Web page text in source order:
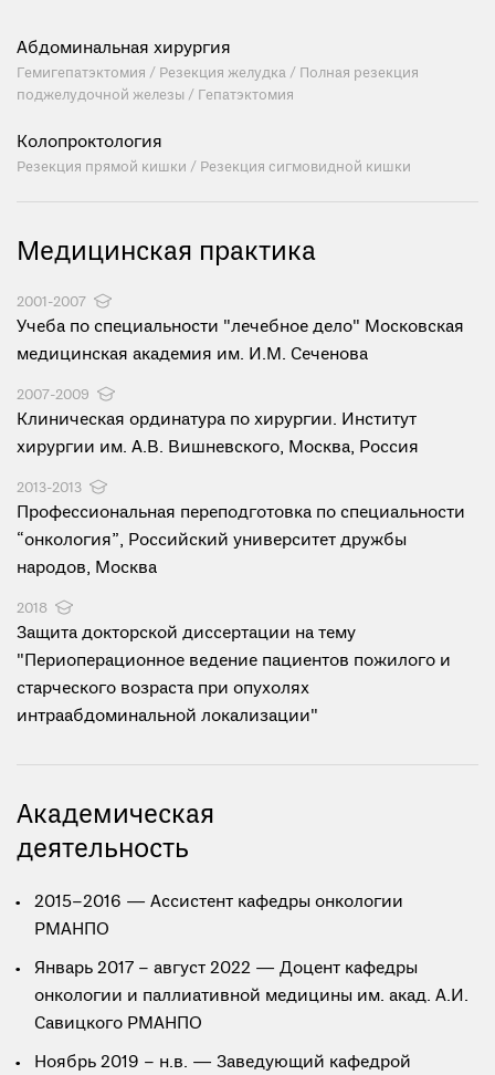
Абдоминальная хирургия
Гемигепатэктомия / Резекция желудка / Полная резекция
поджелудочной железы / Гепатэктомия
Колопроктология
Резекция прямой кишки / Резекция сигмовидной кишки
Медицинская практика
2001-2007
Учеба по специальности "лечебное дело" Московская
медицинская академия им. И.М. Сеченова
2007-2009
Клиническая ординатура по хирургии. Институт
хирургии им. А.В. Вишневского, Москва, Россия
2013-2013
Профессиональная переподготовка по специальности
“онкология”, Российский университет дружбы
народов, Москва
2018
Защита докторской диссертации на тему
"Периоперационное ведение пациентов пожилого и
старческого возраста при опухолях
интраабдоминальной локализации"
Академическая
деятельность
2015–2016 — Ассистент кафедры онкологии
РМАНПО
Январь 2017 – август 2022 — Доцент кафедры
онкологии и паллиативной медицины им. акад. А.И.
Савицкого РМАНПО
Ноябрь 2019 – н.в. — Заведующий кафедрой